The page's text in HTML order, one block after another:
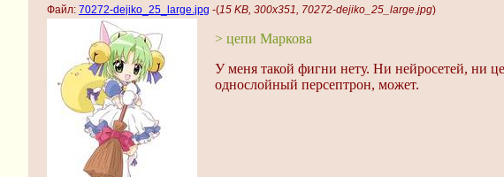
Файл: 70272-dejiko_25_large.jpg -(15 KB, 300x351, 70272-dejiko_25_large.jpg)
> цепи Маркова
У меня такой фигни нету. Ни нейросетей, ни
однослойный персептрон, может.